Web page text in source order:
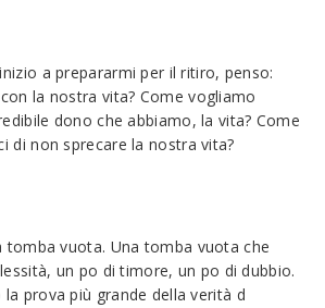
a prepararmi per il ritiro, penso:
la nostra vita? Come vogliamo
dono che abbiamo, la vita? Come
di non sprecare la nostra vita?
tomba vuota. Una tomba vuota che
un po di timore, un po di dubbio.
prova più grande della verità d